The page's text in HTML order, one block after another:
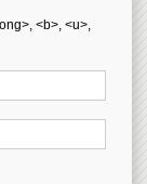
<b>, <u>,